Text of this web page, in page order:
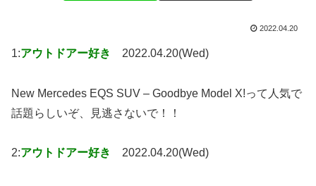
2022.04.20
1:アウトドアー好き 2022.04.20(Wed)
New Mercedes EQS SUV – Goodbye Model X!って人気で
話題らしいぞ、見逃さないで！！
2:アウトドアー好き 2022.04.20(Wed)